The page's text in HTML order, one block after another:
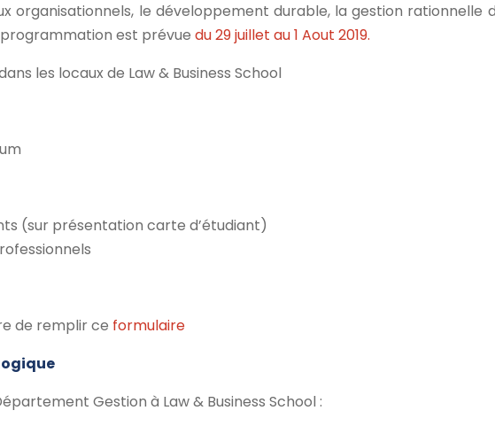
organisationnels, le développement durable, la gestion rationnelle
est prévue du 29 juillet au 1 Aout 2019.
les locaux de Law & Business School
(sur présentation carte d’étudiant)
de remplir ce formulaire
Gestion à Law & Business School :